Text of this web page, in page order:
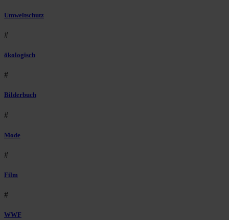
Umweltschutz
#
ökologisch
#
Bilderbuch
#
Mode
#
Film
#
WWF